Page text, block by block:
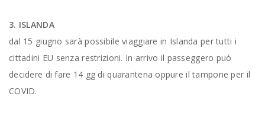
3. ISLANDA
dal 15 giugno sarà possibile viaggiare in Islanda per tutti i
cittadini EU senza restrizioni. In arrivo il passeggero può
decidere di fare 14 gg di quarantena oppure il tampone per il
COVID.